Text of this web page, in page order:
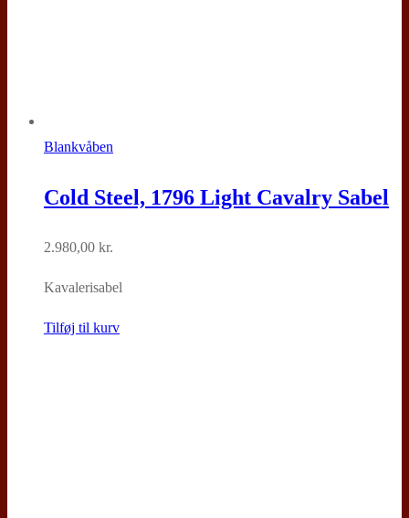
Blankvåben
Cold Steel, 1796 Light Cavalry Sabel
2.980,00 kr.
Kavalerisabel
Tilføj til kurv